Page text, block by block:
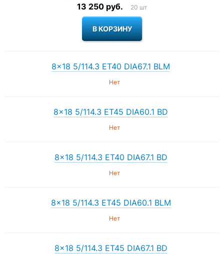
13 250 руб.
20 шт
8×18 5/114.3 ET40 DIA67.1 BLM
Нет
8×18 5/114.3 ET45 DIA60.1 BD
Нет
8×18 5/114.3 ET40 DIA67.1 BD
Нет
8×18 5/114.3 ET45 DIA60.1 BLM
Нет
8×18 5/114.3 ET45 DIA67.1 BD